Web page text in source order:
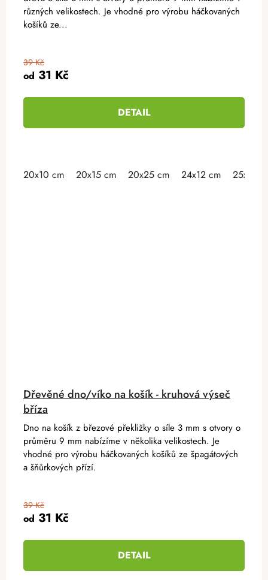
od 31 Kč
39 Kč
DETAIL
různých velikostech. Je vhodné pro výrobu háčkovaných
košíků ze...
20x10 cm 20x15 cm 20x25 cm 24x12 cm 25x15
Dřevěné dno/víko na košík - kruhová výseč
bříza
od 31 Kč
39 Kč
DETAIL
Dno na košík z březové překližky o síle 3 mm s otvory o
průměru 9 mm nabízíme v několika velikostech. Je
vhodné pro výrobu háčkovaných košíků ze špagátových
a šňůrkových přízí.